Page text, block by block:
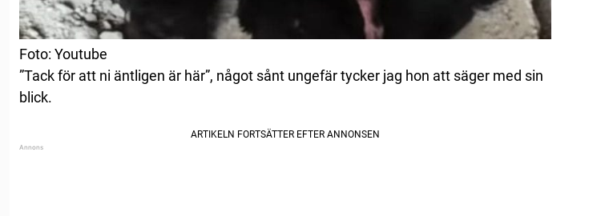
Foto: Youtube
”Tack för att ni äntligen är här”, något sånt ungefär tycker jag hon att säger med sin
blick.